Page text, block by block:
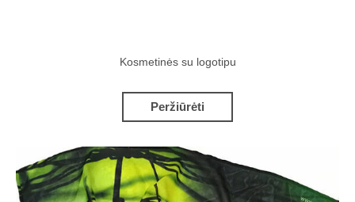
Kosmetinės su logotipu
Peržiūrėti